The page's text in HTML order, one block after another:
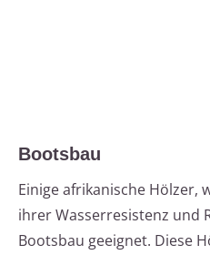
Bootsbau
Einige afrikanische Hölzer,
ihrer Wasserresistenz und
Bootsbau geeignet. Diese